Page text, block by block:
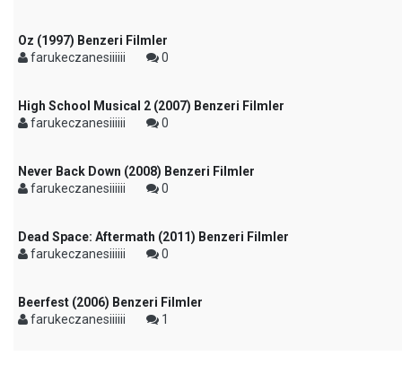
Oz (1997) Benzeri Filmler
farukeczanesiiiiii
0
High School Musical 2 (2007) Benzeri Filmler
farukeczanesiiiiii
0
Never Back Down (2008) Benzeri Filmler
farukeczanesiiiiii
0
Dead Space: Aftermath (2011) Benzeri Filmler
farukeczanesiiiiii
0
Beerfest (2006) Benzeri Filmler
farukeczanesiiiiii
1